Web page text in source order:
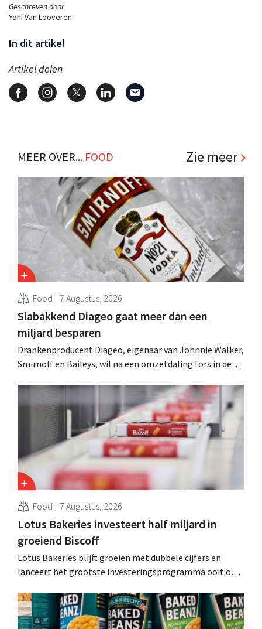
Geschreven door
Yoni Van Looveren
In dit artikel
Artikel delen
MEER OVER... FOOD Zie meer
Food 7 Augustus, 2026
Slabakkend Diageo gaat meer dan een
miljard besparen
Drankenproducent Diageo, eigenaar van Johnnie Walker,
Smirnoff en Baileys, wil na een omzetdaling fors in de
andere Guiness en voorgemixte cocktails.
Food 7 Augustus, 2026
Lotus Bakeries investeert half miljard in
groeiend Biscoff
Lotus Bakeries blijft groeien met dubbele cijfers en
lanceert het grootste investeringsprogramma ooit om
moeten dit momentum grijpen”.